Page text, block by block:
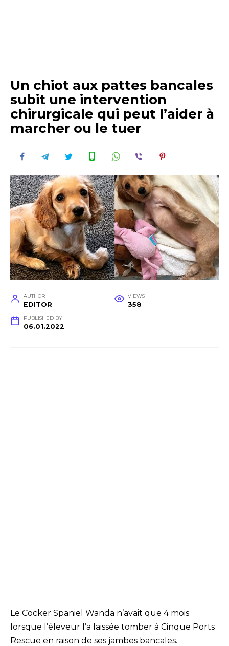
Un chiot aux pattes bancales
subit une intervention
chirurgicale qui peut l’aider à
marcher ou le tuer
AUTHOR
EDITOR
VIEWS
358
PUBLISHED BY
06.01.2022
Le Cocker Spaniel Wanda n’avait que 4 mois
lorsque l’éleveur l’a laissée tomber à Cinque Ports
Rescue en raison de ses jambes bancales.